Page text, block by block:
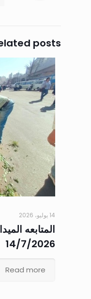
posts
14 يوليو، 2026
المتابعه
14/7/2026
Read more